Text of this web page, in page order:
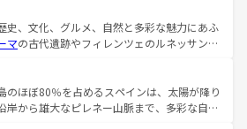
史、文化、グルメ、自然と多彩な魅力にあふ
マの古代遺跡やフィレンツェのルネッサンス
ーナの美しい田園風景やアマルフィ海岸の絶
景観も見逃せない。観光の合間には、本場の
など、絶品のイタリア料理を堪能することも
のほぼ80％を占めるスペインは、太陽が降り
岸から雄大なピレネー山脈まで、多彩な自然